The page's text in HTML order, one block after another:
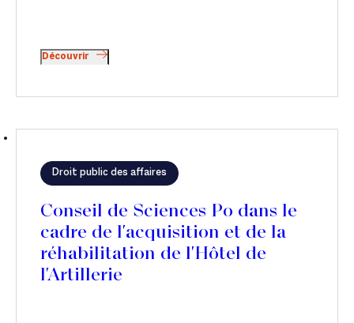
Découvrir
Droit public des affaires
Conseil de Sciences Po dans le
cadre de l'acquisition et de la
réhabilitation de l'Hôtel de
l'Artillerie